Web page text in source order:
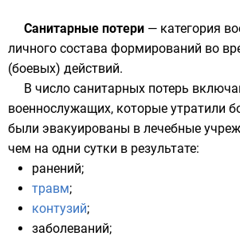
Санитарные потери — категория
личного состава формирований во
(боевых) действий.
В число санитарных потерь
военнослужащих, которые утратили
были эвакуированы в лечебные
чем на одни сутки в результате:
ранений;
травм;
контузий;
заболеваний;